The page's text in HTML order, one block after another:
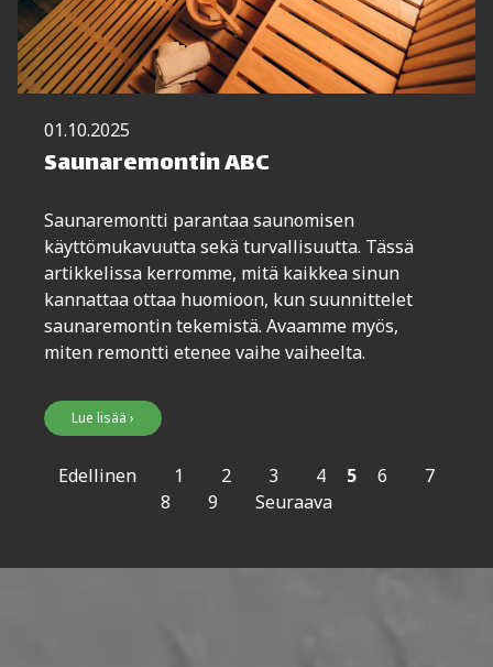
01.10.2025
Saunaremontin ABC
Saunaremontti parantaa saunomisen
käyttömukavuutta sekä turvallisuutta. Tässä
artikkelissa kerromme, mitä kaikkea sinun
kannattaa ottaa huomioon, kun suunnittelet
saunaremontin tekemistä. Avaamme myös,
miten remontti etenee vaihe vaiheelta.
Lue lisää ›
Edellinen 1 2 3 4 5 6
7
8
9 Seuraava